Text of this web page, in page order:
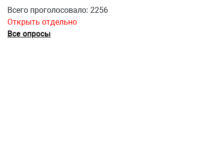
Всего проголосовало: 2256
Открыть отдельно
Все опросы